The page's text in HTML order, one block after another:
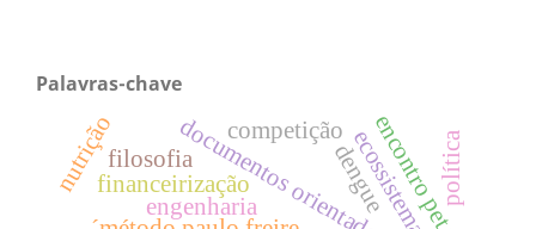
Palavras-chave
documentos orientadores
dengue
ecossistemas
financeirização encontro pet ufu
nutrição competição
engenharia
filosofia política